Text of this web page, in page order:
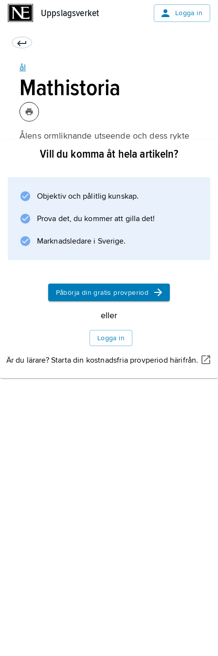
Uppslagsverket Logga in
ål
Mathistoria
Ålens ormliknande utseende och dess rykte
som asätare har bidragit till fördomen (bl.a. i
desto mer uppskattad. Under renässansen
fanns ålodlingar i Italien, där den fortfarande
Vill du komma åt hela artikeln?
Objektiv och pålitlig kunskap.
Prova det, du kommer att gilla det!
Marknadsledare i Sverige.
Påbörja din gratis provperiod
eller
Logga in
Är du lärare? Starta din kostnadsfria provperiod härifrån.